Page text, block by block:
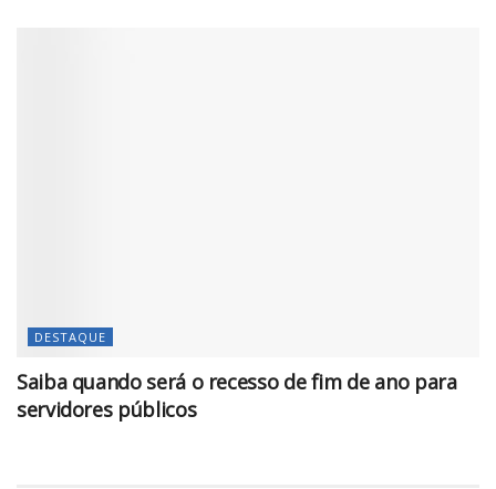
DESTAQUE
Saiba quando será o recesso de fim de ano para
servidores públicos